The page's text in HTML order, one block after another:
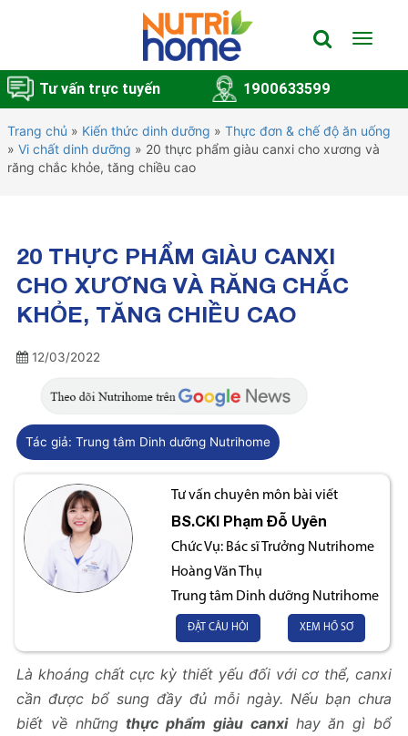
Toggle
Tư vấn trực tuyến 1900633599
Trang chủ » Kiến thức dinh dưỡng » Thực đơn & chế độ ăn uống
» Vi chất dinh dưỡng » 20 thực phẩm giàu canxi cho xương và
răng chắc khỏe, tăng chiều cao
20 THỰC PHẨM GIÀU CANXI
CHO XƯƠNG VÀ RĂNG CHẮC
KHỎE, TĂNG CHIỀU CAO
12/03/2022
Tác giả: Trung tâm Dinh dưỡng Nutrihome
Tư vấn chuyên môn bài viết
BS.CKI Phạm Đỗ Uyên
Chức Vụ: Bác sĩ Trưởng Nutrihome
Hoàng Văn Thụ
Trung tâm Dinh dưỡng Nutrihome
ĐẶT CÂU HỎI XEM HỒ SƠ
Là khoáng chất cực kỳ thiết yếu đối với cơ thể, canxi
cần được bổ sung đầy đủ mỗi ngày. Nếu bạn chưa
biết về những thực phẩm giàu canxihay ăn gì bổ